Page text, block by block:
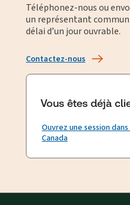
Téléphonez-nous ou
un représentant
délai d’un jour ouvrable.
Contactez-nous
Vous êtes déjà
Ouvrez une session
Canada